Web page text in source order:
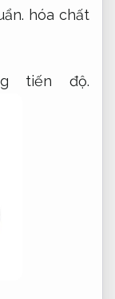
hóa chất
tiến độ.